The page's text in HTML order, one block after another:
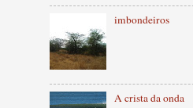
imbondeiros
A crista da onda